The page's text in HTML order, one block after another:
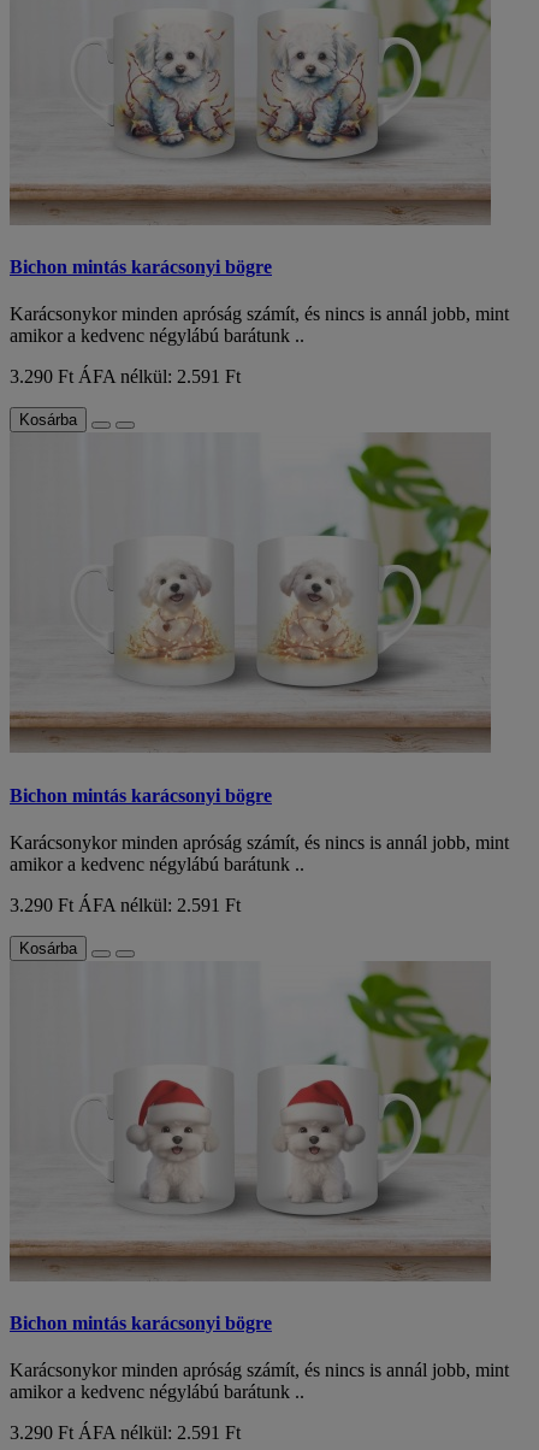
Bichon mintás karácsonyi bögre
Karácsonykor minden apróság számít, és nincs is annál jobb, mint
amikor a kedvenc négylábú barátunk ..
3.290 Ft ÁFA nélkül: 2.591 Ft
Kosárba
Bichon mintás karácsonyi bögre
Karácsonykor minden apróság számít, és nincs is annál jobb, mint
amikor a kedvenc négylábú barátunk ..
3.290 Ft ÁFA nélkül: 2.591 Ft
Kosárba
Bichon mintás karácsonyi bögre
Karácsonykor minden apróság számít, és nincs is annál jobb, mint
amikor a kedvenc négylábú barátunk ..
3.290 Ft ÁFA nélkül: 2.591 Ft